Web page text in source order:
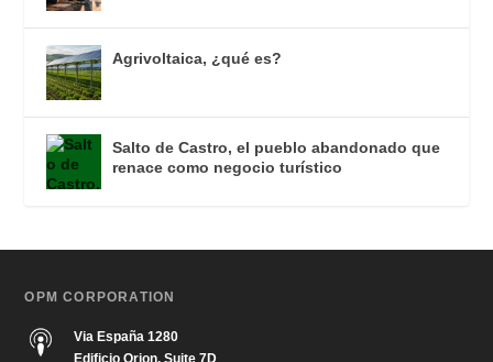
Agrivoltaica, ¿qué es?
Salto de Castro, el pueblo abandonado que
renace como negocio turístico
OPM CORPORATION
Via España 1280